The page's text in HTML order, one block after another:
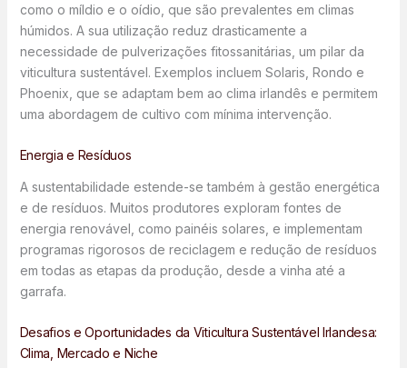
como o míldio e o oídio, que são prevalentes em climas
húmidos. A sua utilização reduz drasticamente a
necessidade de pulverizações fitossanitárias, um pilar da
viticultura sustentável. Exemplos incluem Solaris, Rondo e
Phoenix, que se adaptam bem ao clima irlandês e permitem
uma abordagem de cultivo com mínima intervenção.
Energia e Resíduos
A sustentabilidade estende-se também à gestão energética
e de resíduos. Muitos produtores exploram fontes de
energia renovável, como painéis solares, e implementam
programas rigorosos de reciclagem e redução de resíduos
em todas as etapas da produção, desde a vinha até a
garrafa.
Desafios e Oportunidades da Viticultura Sustentável Irlandesa:
Clima, Mercado e Niche